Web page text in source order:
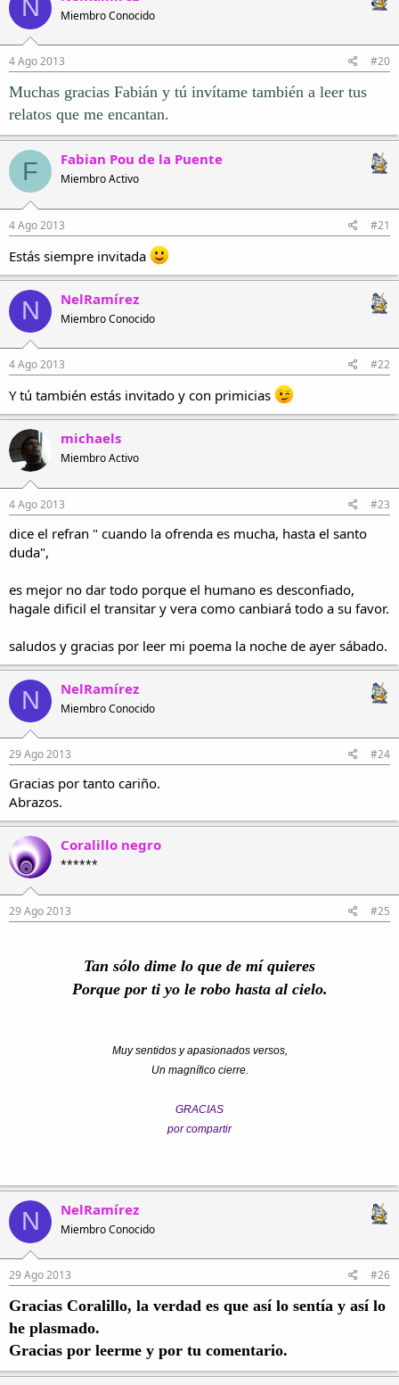
N Miembro Conocido
4 Ago 2013 #20
Muchas gracias Fabián y tú invítame también a leer tus
relatos que me encantan.
F Fabian Pou de la Puente
Miembro Activo
4 Ago 2013 #21
Estás siempre invitada
N NelRamírez
Miembro Conocido
4 Ago 2013 #22
Y tú también estás invitado y con primicias
michaels
Miembro Activo
4 Ago 2013 #23
dice el refran " cuando la ofrenda es mucha, hasta el santo
duda",
es mejor no dar todo porque el humano es desconfiado,
hagale dificil el transitar y vera como canbiará todo a su favor.
saludos y gracias por leer mi poema la noche de ayer sábado.
N NelRamírez
Miembro Conocido
29 Ago 2013 #24
Gracias por tanto cariño.
Abrazos.
Coralillo negro
******
29 Ago 2013 #25
Tan sólo dime lo que de mí quieres
Porque por ti yo le robo hasta al cielo.
Muy sentidos y apasionados versos,
Un magnífico cierre.
GRACIAS
por compartir
N NelRamírez
Miembro Conocido
29 Ago 2013 #26
Gracias Coralillo, la verdad es que así lo sentía y así lo
he plasmado.
Gracias por leerme y por tu comentario.